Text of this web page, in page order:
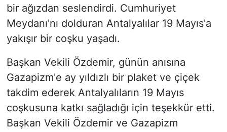
bir ağızdan seslendirdi. Cumhuriyet
Meydanı'nı dolduran Antalyalılar 19 Mayıs'a
yakışır bir coşku yaşadı.
Başkan Vekili Özdemir, günün anısına
Gazapizm'e ay yıldızlı bir plaket ve çiçek
takdim ederek Antalyalıların 19 Mayıs
coşkusuna katkı sağladığı için teşekkür etti.
Başkan Vekili Özdemir ve Gazapizm